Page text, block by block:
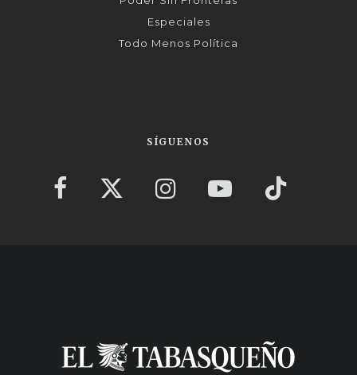
Especiales
Todo Menos Política
SÍGUENOS